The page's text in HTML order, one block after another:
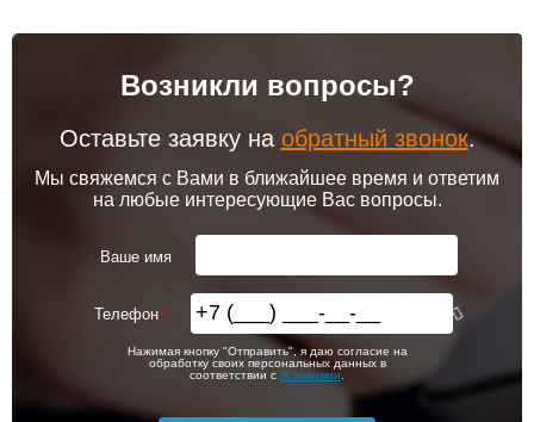
Возникли вопросы?
Оставьте заявку на обратный звонок.
Мы свяжемся с Вами в ближайшее время и ответим
на любые интересующие Вас вопросы.
Ваше имя
Телефон
Нажимая кнопку "Отправить", я даю согласие на
обработку своих персональных данных в
соответствии с Условиями